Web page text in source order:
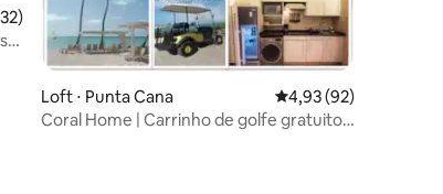
uma avaliação média de 5, 32 avaliações
Loft ⋅ Punta Cana 4,93 de uma
4,93 (92)
Coral Home | Carrinho de golfe gratuito